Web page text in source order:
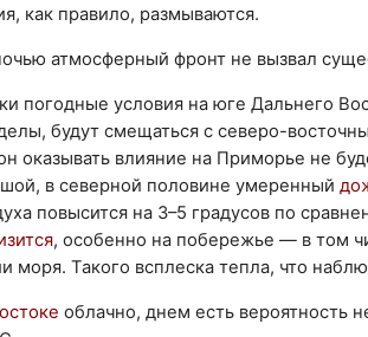
как правило, размываются.
атмосферный фронт не вызвал
погодные условия на юге Дальнего
будут смещаться с северо-
оказывать влияние на Приморье не
в северной половине умеренный
повысится на 3–5 градусов по
, особенно на побережье — в том
моря. Такого всплеска тепла, что
облачно, днем есть вероятность